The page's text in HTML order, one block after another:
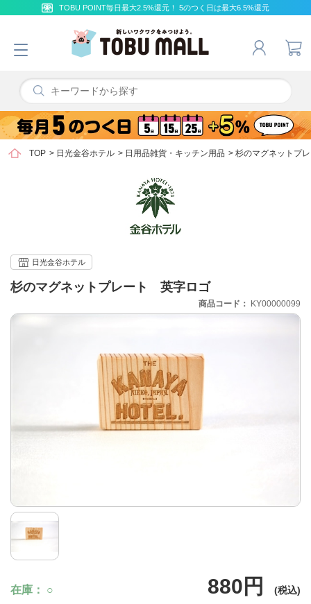
TOBU POINT毎日最大2.5%還元！ 5のつく日は最大6.5%還元
TOP > 日光金谷ホテル > 日用品雑貨・キッチン用品 > 杉のマグネットプ
杉のマグネットプレート 英字ロゴ
日光金谷ホテル
在庫 ○ 880円
商品コード KY00000099